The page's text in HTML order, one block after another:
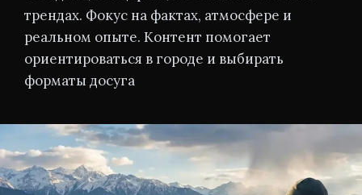
трендах. Фокус на фактах, атмосфере и
реальном опыте. Контент помогает
ориентироваться в городе и выбирать
форматы досуга